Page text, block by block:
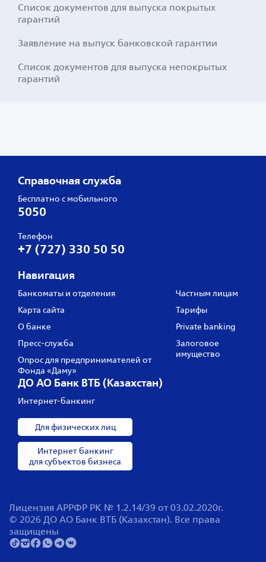
Список документов для выпуска покрытых
гарантий
Заявление на выпуск банковской гарантии
Список документов для выпуска непокрытых
гарантий
Справочная служба
Бесплатно с мобильного
5050
Телефон
+7 (727) 330 50 50
Навигация
Банкоматы и отделения
Карта сайта
О банке
Пресс‑служба
Опрос для предпринимателей от
Фонда «Даму»
Частным лицам
Тарифы
Private banking
Залоговое
имущество
ДО АО Банк ВТБ (Казахстан)
Интернет-банкинг
Для физических лиц
Интернет банкинг
для субъектов бизнеса
Лицензия АРРФР РК № 1.2.14/39 от 03.02.2020г.
© 2026 ДО АО Банк ВТБ (Казахстан). Все права
защищены